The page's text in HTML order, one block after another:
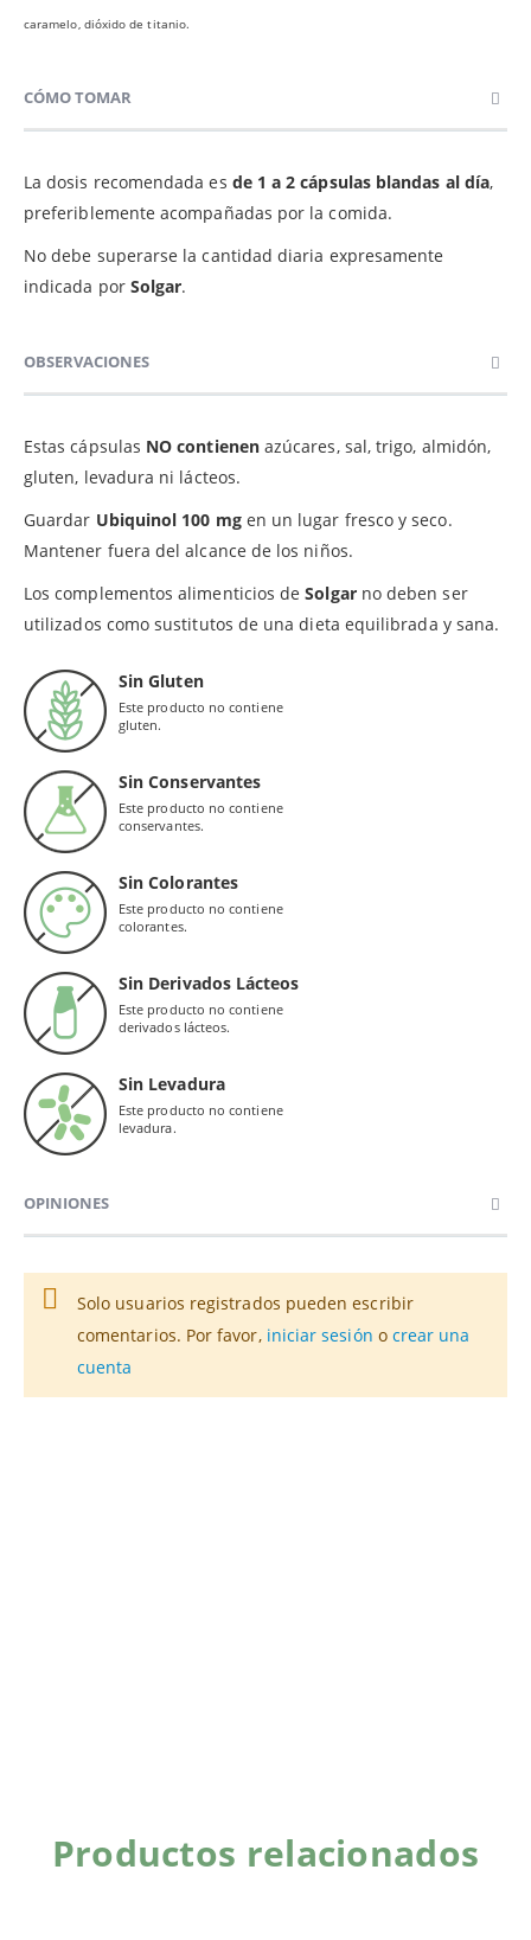
caramelo, dióxido de titanio.
CÓMO TOMAR
La dosis recomendada es de 1 a 2 cápsulas blandas al día,
preferiblemente acompañadas por la comida.
No debe superarse la cantidad diaria expresamente
indicada por Solgar.
OBSERVACIONES
Estas cápsulas NO contienenazúcares, sal, trigo, almidón,
gluten, levadura ni lácteos.
Guardar Ubiquinol 100 mgen un lugar fresco y seco.
Mantener fuera del alcance de los niños.
Los complementos alimenticios deSolgarno deben ser
utilizados como sustitutos de una dieta equilibrada y sana.
Sin Gluten
Este producto no contiene
gluten.
Sin Conservantes
Este producto no contiene
conservantes.
Sin Colorantes
Este producto no contiene
colorantes.
Sin Derivados Lácteos
Este producto no contiene
derivados lácteos.
Sin Levadura
Este producto no contiene
levadura.
OPINIONES
Solo usuarios registrados pueden escribir
comentarios. Por favor, iniciar sesión o crear una
cuenta
Productos relacionados